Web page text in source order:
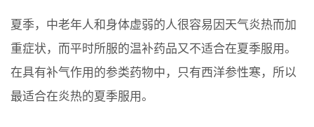
夏季，中老年人和身体虚弱的人很容易因天气炎热而加
重症状，而平时所服的温补药品又不适合在夏季服用。
在具有补气作用的参类药物中，只有西洋参性寒，所以
最适合在炎热的夏季服用。